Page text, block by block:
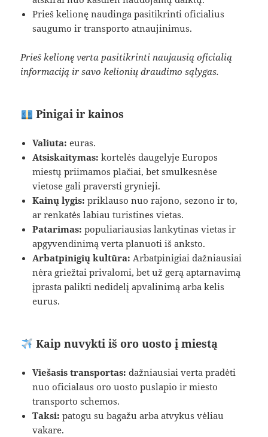
Prieš kelionę naudinga pasitikrinti oficialius
saugumo ir transporto atnaujinimus.
Prieš kelionę verta pasitikrinti naujausią oficialią
informaciją ir savo kelionių draudimo sąlygas.
Pinigai ir kainos
Valiuta: euras.
Atsiskaitymas: kortelės daugelyje Europos
miestų priimamos plačiai, bet smulkesnėse
vietose gali praversti grynieji.
Kainų lygis: priklauso nuo rajono, sezono ir to,
ar renkatės labiau turistines vietas.
Patarimas: populiariausias lankytinas vietas ir
apgyvendinimą verta planuoti iš anksto.
Arbatpinigių kultūra: Arbatpinigiai dažniausiai
nėra griežtai privalomi, bet už gerą aptarnavimą
įprasta palikti nedidelį apvalinimą arba kelis
eurus.
Kaip nuvykti iš oro uosto į miestą
Viešasis transportas: dažniausiai verta pradėti
nuo oficialaus oro uosto puslapio ir miesto
transporto schemos.
Taksi: patogu su bagažu arba atvykus vėliau
vakare.